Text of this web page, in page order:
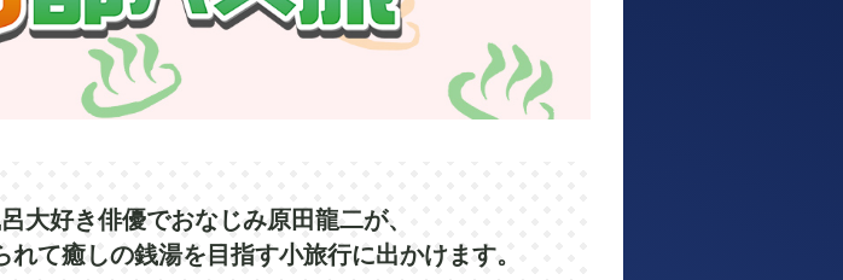
大好き俳優でおなじみ原田龍二が、
れて癒しの銭湯を目指す小旅行に出かけます。